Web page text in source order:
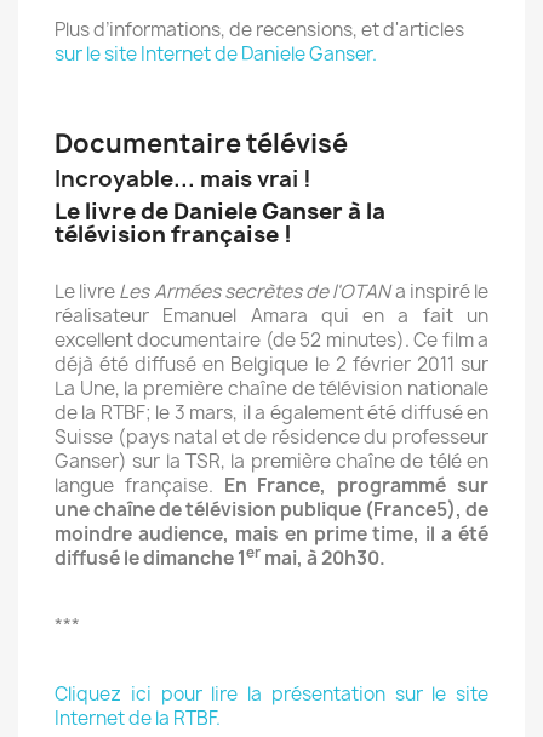
Plus d’informations, de recensions, et d'articles
sur le site Internet de Daniele Ganser.
Documentaire télévisé
Incroyable... mais vrai !
Le livre de Daniele Ganser à la
télévision française !
Le livreLes Armées secrètes de l'OTANa inspiré le
réalisateur Emanuel Amara qui en a fait un
excellent documentaire (de 52 minutes). Ce film a
déjà été diffusé en Belgique le 2 février 2011 sur
La Une, la première chaîne de télévision nationale
de la RTBF; le 3 mars, il a également été diffusé en
Suisse (pays natal et de résidence du professeur
Ganser) sur la TSR, la première chaîne de télé en
langue française. En France, programmé sur
une chaîne de télévision publique (France5), de
moindre audience, mais en prime time, il a été
diffusé le dimanche 1er mai, à 20h30.
***
Cliquez ici pour lire la présentation sur le site
Internet de la RTBF.